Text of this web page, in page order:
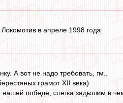
в апреле 1998 года
А вот не надо требовать, гм..
грамот XII века)
победе, слегка задышим в